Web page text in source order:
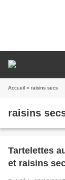
Accueil » raisins secs
raisins
Tartelettes
et raisins